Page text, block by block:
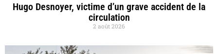
Hugo Desnoyer, victime d’un grave accident de la
circulation
2 août 2026